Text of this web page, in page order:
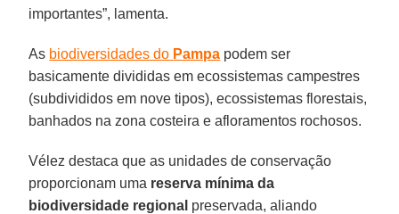
importantes”, lamenta.
As biodiversidades do Pampa podem ser
basicamente divididas em ecossistemas campestres
(subdivididos em nove tipos), ecossistemas florestais,
banhados na zona costeira e afloramentos rochosos.
Vélez destaca que as unidades de conservação
proporcionam uma reserva mínima da
biodiversidade regional preservada, aliando